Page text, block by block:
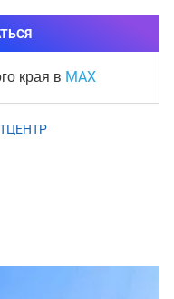
края в MAX